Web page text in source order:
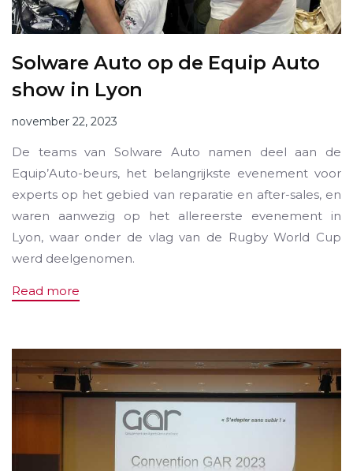
Solware Auto op de Equip Auto
show in Lyon
november 22, 2023
De teams van Solware Auto namen deel aan de
Equip’Auto-beurs, het belangrijkste evenement voor
experts op het gebied van reparatie en after-sales, en
waren aanwezig op het allereerste evenement in
Lyon, waar onder de vlag van de Rugby World Cup
werd deelgenomen.
Read more